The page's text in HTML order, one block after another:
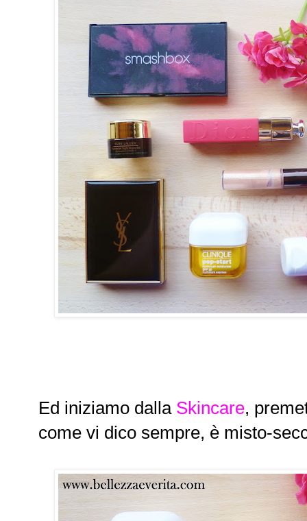
Ed iniziamo dalla Skincare,
come vi dico sempre, è misto-